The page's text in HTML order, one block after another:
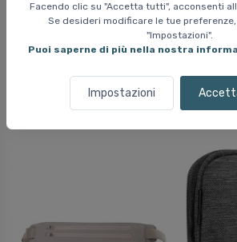
Facendo clic su "Accetta tutti", acconsenti
Se desideri modificare le tue
"Impostazioni".
Puoi saperne di più nella nostra
Impostazioni
Pouch 1.1, multitasche,
Sling